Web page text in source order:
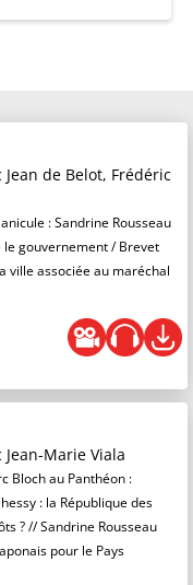
Jean de Belot, Frédéric
: Sandrine Rousseau
gouvernement / Brevet
ville associée au maréchal
Jean-Marie Viala
Bloch au Panthéon :
: la République des
? // Sandrine Rousseau
pour le Pays